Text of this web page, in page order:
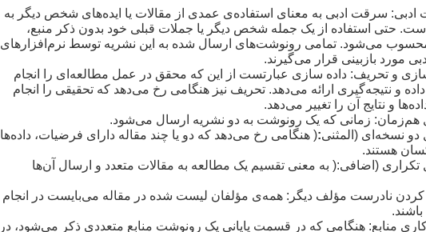
: سرقت ادبی به معنای استفاده‌ی عمدی از مقالات یا ایده‌های شخص دیگر به
حتی استفاده از یک جمله شخص دیگر یا جملات قبلی خود بدون ذکر منبع،
می‌شود. تمامی رونوشت‌های ارسال شده به این نشریه توسط نرم‌افزارهای
مورد بازبینی قرار می‌گیرند.
و تحریف: داده سازی عبارتست از این که محقق در عمل مطالعه‌ای را انجام
داده و نتیجه‌گیری ارائه می‌دهد. تحریف نیز هنگامی رخ می‌دهد که تحقیقی را انجام
و نتایج آن را تغییر می‌دهد.
هم‌زمان: زمانی که یک رونوشت به دو نشریه ارسال می‌شود.
دو نسخه‌ای (المثنی ): هنگامی رخ می‌دهد که دو یا چند مقاله دارای فرضیات، داده‌ها
هستند.
تکراری (اضافی): به معنی تقسیم یک مطالعه به مقالات متعدد و ارسال آن‌ها
نادرست مؤلف دیگر : همه‌ی مؤلفان لیست شده در مقاله می‌بایست در انجام
.
منابع: هنگامی که در قسمت پایانی یک رونوشت منابع متعددی ذکر می‌شود، در